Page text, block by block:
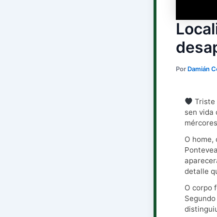
Por Damián
Triste
sen vida
O home,
detalle
O corpo